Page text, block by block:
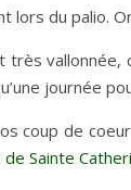
lors du palio.
très vallonnée,
journée
coup de
de Sainte